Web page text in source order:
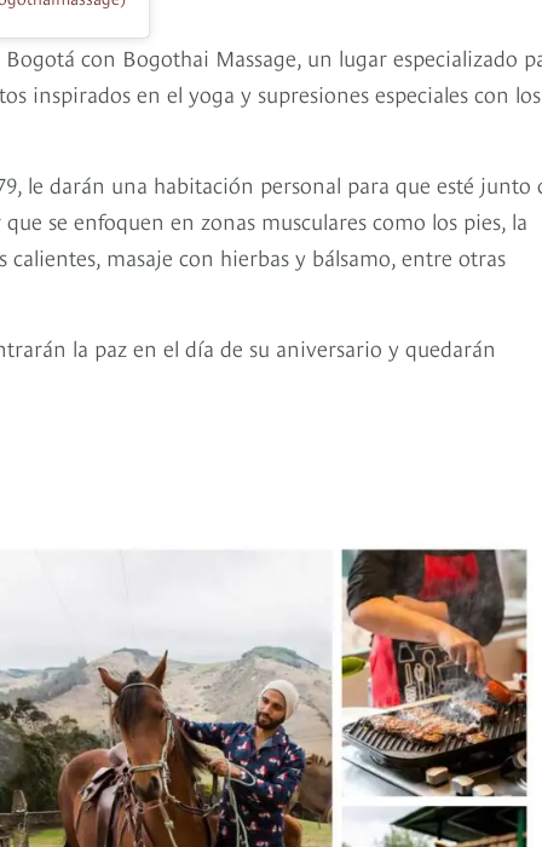
con Bogothai Massage, un lugar especializado
inspirados en el yoga y supresiones especiales con los
le darán una habitación personal para que esté junto
se enfoquen en zonas musculares como los pies, la
masaje con hierbas y bálsamo, entre otras
la paz en el día de su aniversario y quedarán